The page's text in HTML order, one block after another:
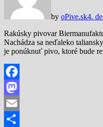
by oPive.sk4.
Rakúsky pivovar
Nachádza sa neďaleko
je ponúknuť pivo, ktoré bude
Facebook
Mastodon
Email